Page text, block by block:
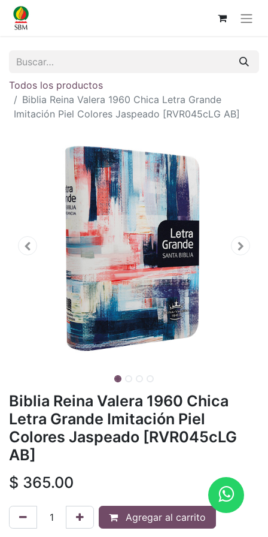
Todos los productos
Biblia Reina Valera 1960 Chica Letra Grande
Imitación Piel Colores Jaspeado [RVR045cLG AB]
Biblia Reina Valera 1960 Chica
Letra Grande Imitación Piel
Colores Jaspeado [RVR045cLG
AB]
$ 365.00
Agregar al carrito